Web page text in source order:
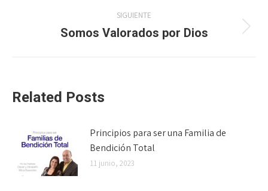
publicaciones
SIGUIENTE
Publicación
Somos Valorados por Dios
Related Posts
Principios para ser una Familia de
Bendición Total
11 junio, 2023